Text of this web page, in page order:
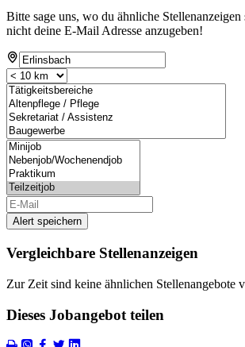
Bitte sage uns, wo du ähnliche Stellenanzeigen
nicht deine E-Mail Adresse anzugeben!
Alert speichern
Vergleichbare Stellenanzeigen
Zur Zeit sind keine ähnlichen Stellenangebote
Dieses Jobangebot teilen